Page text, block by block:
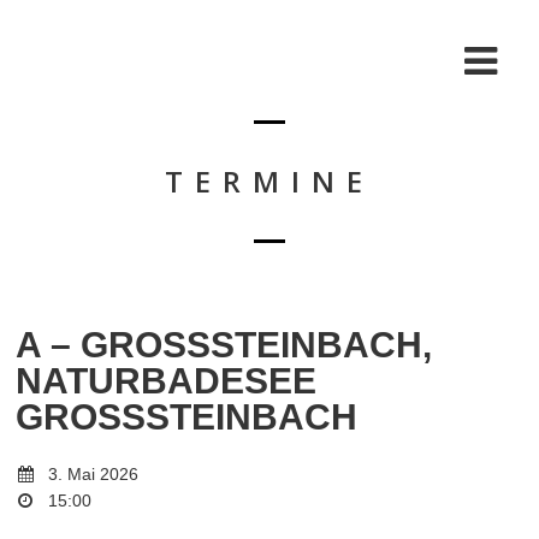
TERMINE
A – GROSSSTEINBACH,
NATURBADESEE
GROSSSTEINBACH
3. Mai 2026
15:00